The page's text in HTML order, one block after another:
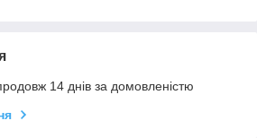
14 днів за домовленістю